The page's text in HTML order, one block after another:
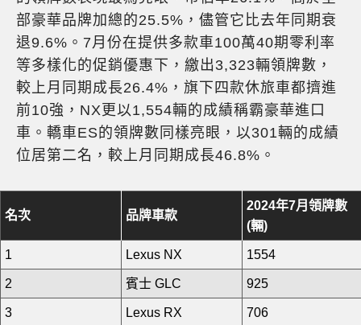
部豪華品牌加總的25.5%，儘管它比去年同期衰
退9.6%。7月份在提供多款車100萬40期零利率
等多樣化的促銷優惠下，繳出3,323輛領牌數，
較上月同期成長26.4%，旗下四款休旅車都擠進
前10強，NX更以1,554輛的成績稱霸豪華進口
車。轎車ES的領牌數同樣亮眼，以301輛的成績
位居第二名，較上月同期成長46.8%。
名次 品牌車款
2024年7月領牌數
(輛)
1 Lexus NX 1554
2 賓士 GLC 925
3 Lexus RX 706